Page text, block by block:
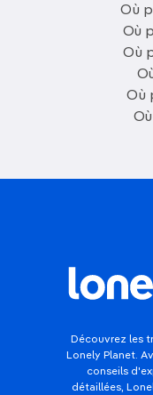
Où
Où
Où
Où
Découvrez les
Lonely Planet.
conseils
détaillées,